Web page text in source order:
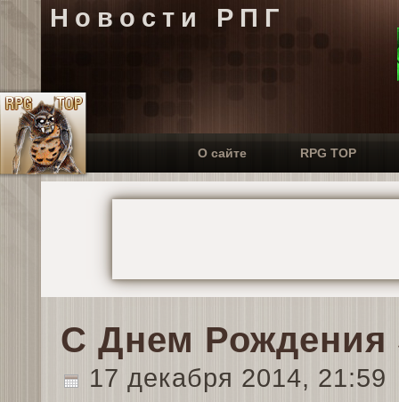
Новости РПГ
О сайте RPG TOP
С Днем Рождения
17 декабря 2014, 21:59